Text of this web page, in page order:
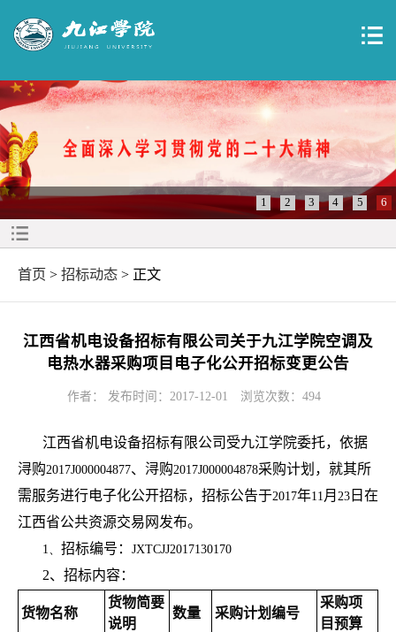
1 2 3 4 5 6
首页 > 招标动态 > 正文
江西省机电设备招标有限公司关于九江学院空调及
电热水器采购项目电子化公开招标变更公告
作者： 发布时间：2017-12-01 浏览次数： 494
江西省机电设备招标有限公司受九江学院委托，依据
浔购2017J000004877、浔购2017J000004878采购计划，就其所
需服务进行电子化公开招标，招标公告于2017年11 月 23 日在
江西省公共资源交易网发布。
1、 招标编号： JXTCJJ2017130170
2、招标内容：
货物名称
货物简要
说明
数量 采购计划编号
采购项
目预算